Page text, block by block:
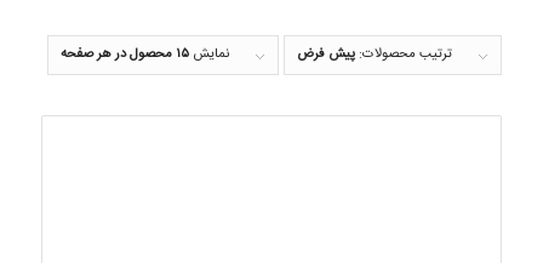
ترتیب محصولات: پیش فرض نمایش ۱۵ محصول در هر صفحه